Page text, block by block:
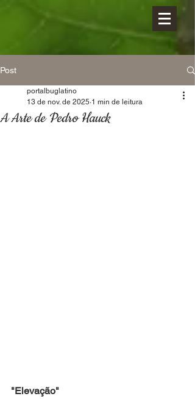
Post
A Arte de Pedro Hauck
portalbuglatino
13 de nov. de 2025 1 min de leitura
"Elevação"